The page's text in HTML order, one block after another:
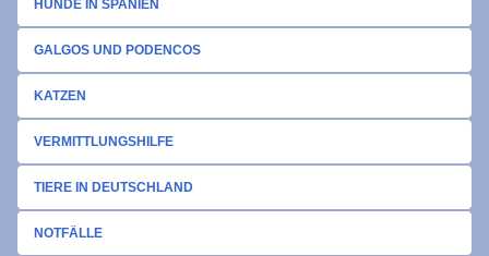
HUNDE IN SPANIEN
GALGOS UND PODENCOS
KATZEN
VERMITTLUNGSHILFE
TIERE IN DEUTSCHLAND
NOTFÄLLE